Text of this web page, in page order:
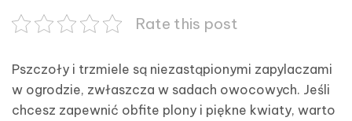
Rate this post
Pszczoły i trzmiele są niezastąpionymi zapylaczami
w ogrodzie, zwłaszcza w sadach owocowych. Jeśli
chcesz zapewnić obfite plony i piękne kwiaty, warto